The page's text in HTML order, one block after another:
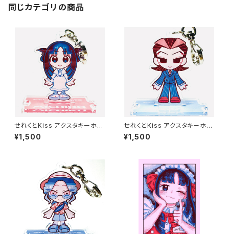
同じカテゴリの商品
せれくとKiss アクスタキーホル
ダー 松平三千子
¥1,500
せれくとKiss アクスタキーホル
ダー 袋崎蓮
¥1,500